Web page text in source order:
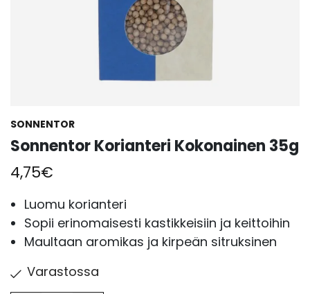
SONNENTOR
Sonnentor Korianteri Kokonainen 35g
4,75€
Luomu korianteri
Sopii erinomaisesti kastikkeisiin ja keittoihin
Maultaan aromikas ja kirpeän sitruksinen
Varastossa